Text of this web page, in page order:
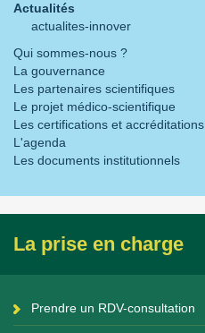
Actualités
actualites-innover
Qui sommes-nous ?
La gouvernance
Les partenaires scientifiques
Le projet médico-scientifique
Les certifications et accréditations
L'agenda
Les documents institutionnels
La prise en charge
Prendre un RDV-consultation